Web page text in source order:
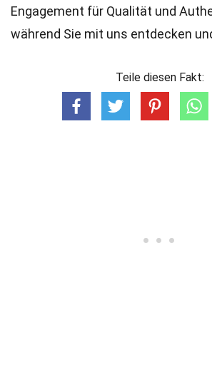
Engagement für Qualität und
während Sie mit uns entdecken
Teile diesen Fakt: